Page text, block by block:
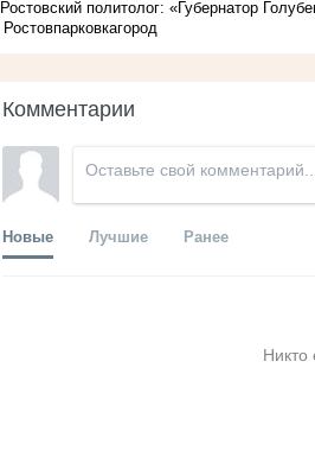
Ростовский политолог: «Губернатор
Ростовпарковкагород
Комментарии
Новые Лучшие Ранее
Никто